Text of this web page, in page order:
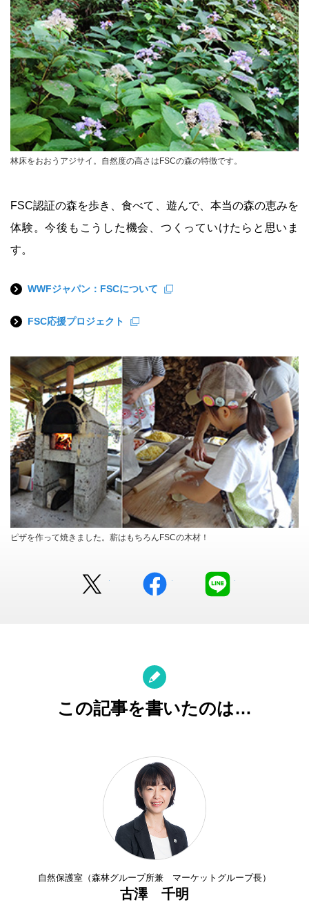
林床をおおうアジサイ。自然度の高さはFSCの森の特徴です。
FSC認証の森を歩き、食べて、遊んで、本当の森の恵みを
体験。今後もこうした機会、つくっていけたらと思いま
す。
WWFジャパン：FSCについて
FSC応援プロジェクト
ピザを作って焼きました。薪はもちろんFSCの木材！
facebook
この記事を書いたのは…
自然保護室（森林グループ所兼 マーケットグループ長）
古澤 千明